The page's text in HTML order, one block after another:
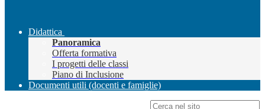
Didattica
Panoramica
Offerta formativa
I progetti delle classi
Piano di Inclusione
Documenti utili (docenti e famiglie)